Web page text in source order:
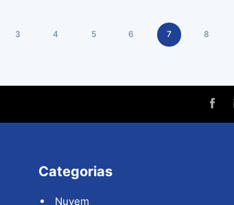
3 4 5 6 7 8
Categorias
Nuvem